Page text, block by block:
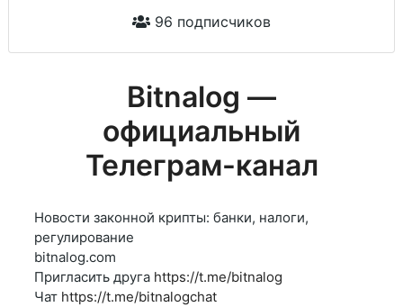
96 подписчиков
Bitnalog —
официальный
Телеграм-канал
Новости законной крипты: банки, налоги,
регулирование
bitnalog.com
Пригласить друга https://t.me/bitnalog
Чат https://t.me/bitnalogchat